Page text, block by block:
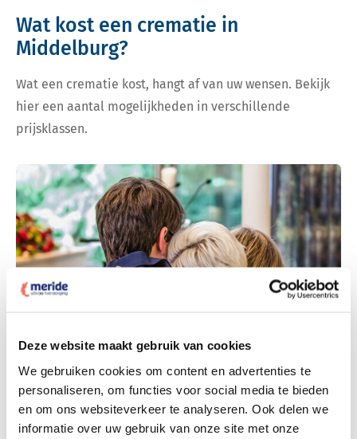
Deze website maakt gebruik van cookies
We gebruiken cookies om content en advertenties te
personaliseren, om functies voor social media te bieden
en om ons websiteverkeer te analyseren. Ook delen we
informatie over uw gebruik van onze site met onze
Wat kost een crematie in
Middelburg?
Wat een crematie kost, hangt af van uw wensen. Bekijk
hier een aantal mogelijkheden in verschillende
prijsklassen.
Dit kost een crematie
Bekijk tarieven voor crematie
Bekijk tarieven voor begrafenis